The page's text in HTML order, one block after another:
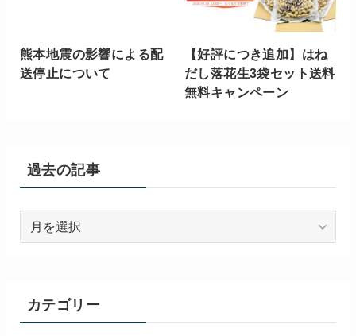
熊本地震の影響による配
送停止について
【好評につき追加】はね
だし落花生3袋セット送料
無料キャンペーン
過去の記事
カテゴリー